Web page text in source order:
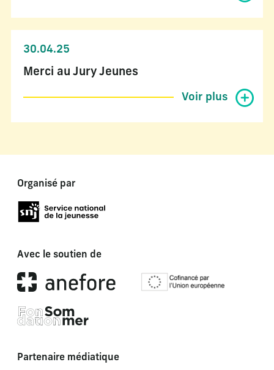
30.04.25
Merci au Jury Jeunes
Voir plus
Organisé par
Avec le soutien de
Partenaire médiatique